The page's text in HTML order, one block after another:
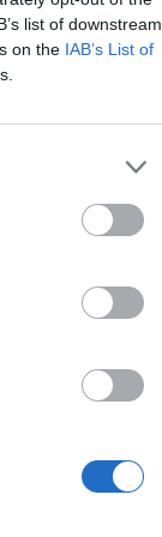
list of downstream
on the IAB’s List of
di capi di
La
Galaxy S9,
la lista